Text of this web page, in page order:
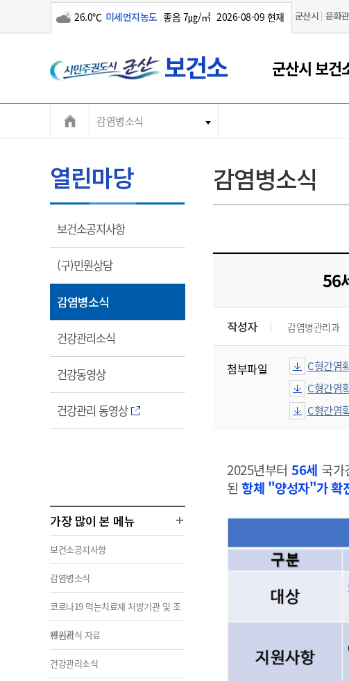
26.0℃ 미세먼지농도 좋음 7㎍/㎥ 2026-08-09 현재 군산시 문화
산
시
군산시 보건
감염병소식
열린마당
보건소공지사항열
림
(구)민원상담열
림
감염병소식
림
건강관리소식
림
건강동영상열
림
건강관리 동영상열
림
가장 많이 본 메뉴
보건소공지사항
감염병소식
코로나19 먹는치료제 처방기관 및 조
제기관
민원서식 자료
건강관리소식
감염병소식
56
작성자 감염병관리과
첨부파일 C형간염
C형간염
C형간염
2025년부터56세 국가
된 항체 "양성자"가 확